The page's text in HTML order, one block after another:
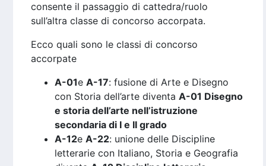
consente il passaggio di cattedra/ruolo
sull’altra classe di concorso accorpata.
Ecco quali sono le classi di concorso
accorpate
A-01e A-17: fusione di Arte e Disegno
con Storia dell’arte diventa A-01 Disegno
e storia dell’arte nell’istruzione
secondaria di I e II grado
A-12e A-22: unione delle Discipline
letterarie con Italiano, Storia e Geografia